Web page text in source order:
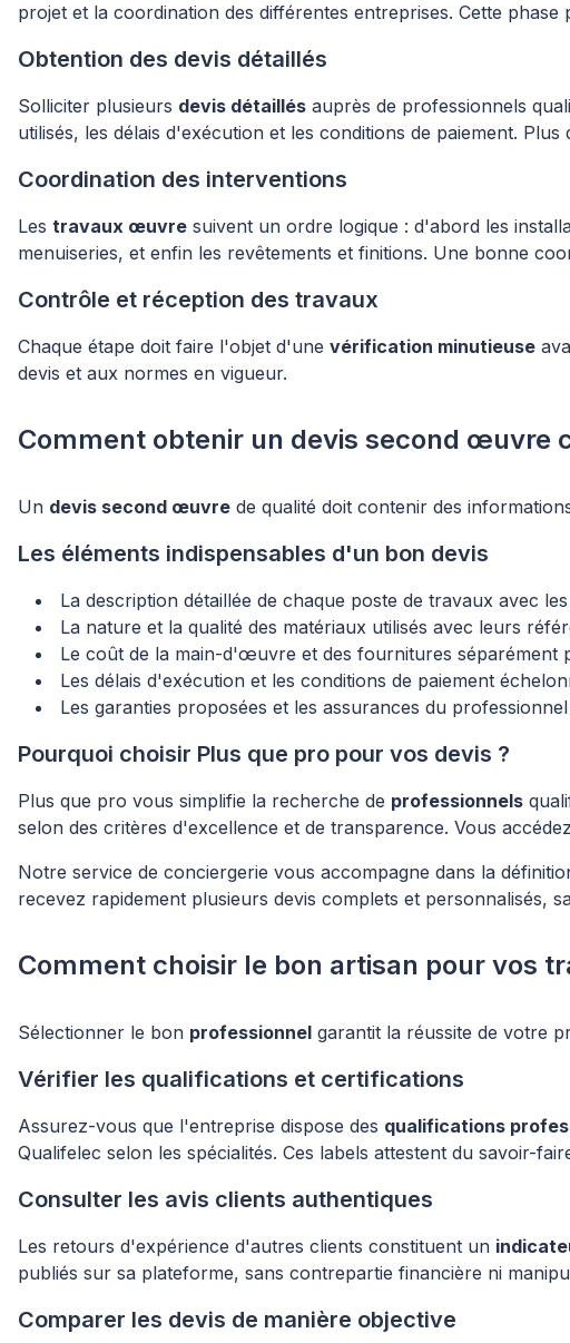
projet et la coordination des différentes entreprises. Cette
Obtention des devis détaillés
Solliciter plusieurs devis détaillés auprès de professionnels
utilisés, les délais d'exécution et les conditions de paiement.
Coordination des interventions
Les travaux œuvre suivent un ordre logique : d'abord les
menuiseries, et enfin les revêtements et finitions. Une bonne
Contrôle et réception des travaux
Chaque étape doit faire l'objet d'une vérification minutieuse
devis et aux normes en vigueur.
Comment obtenir un devis second œuvre
Un devis second œuvre de qualité doit contenir des
Les éléments indispensables d'un bon devis
La description détaillée de chaque poste de travaux avec
La nature et la qualité des matériaux utilisés avec leurs
Le coût de la main-d'œuvre et des fournitures séparément
Les délais d'exécution et les conditions de paiement
Les garanties proposées et les assurances du professionnel
Pourquoi choisir Plus que pro pour vos devis ?
Plus que pro vous simplifie la recherche de professionnels
selon des critères d'excellence et de transparence. Vous
Notre service de conciergerie vous accompagne dans la
recevez rapidement plusieurs devis complets et personnalisés,
Comment choisir le bon artisan pour vos
Sélectionner le bon professionnel garantit la réussite de votre
Vérifier les qualifications et certifications
Assurez-vous que l'entreprise dispose des qualifications
Qualifelec selon les spécialités. Ces labels attestent du savoir-
Consulter les avis clients authentiques
Les retours d'expérience d'autres clients constituent un
publiés sur sa plateforme, sans contrepartie financière ni
Comparer les devis de manière objective